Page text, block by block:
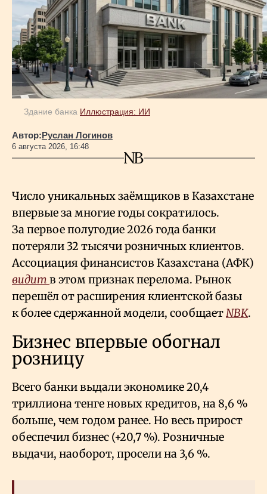
Здание банка Иллюстрация: ИИ
Автор:Руслан Логинов
6 августа 2026, 16:48
Число уникальных заёмщиков в Казахстане
впервые за многие годы сократилось.
За первое полугодие 2026 года банки
потеряли 32 тысячи розничных клиентов.
Ассоциация финансистов Казахстана (АФК)
видит в этом признак перелома. Рынок
перешёл от расширения клиентской базы
к более сдержанной модели, сообщаетNBK.
Бизнес впервые обогнал
розницу
Всего банки выдали экономике 20,4
триллиона тенге новых кредитов, на 8,6 %
больше, чем годом ранее. Но весь прирост
обеспечил бизнес (+20,7 %). Розничные
выдачи, наоборот, просели на 3,6 %.